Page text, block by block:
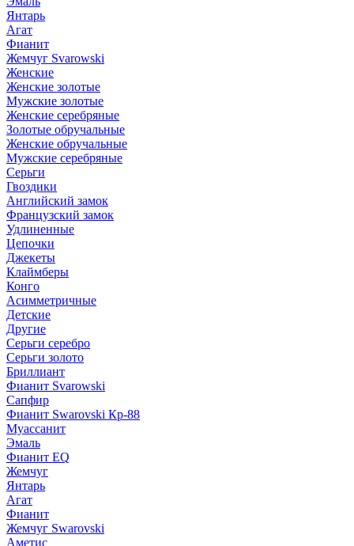
Янтарь
Агат
Фианит
Жемчуг Svarowski
Женские
Женские золотые
Мужские золотые
Женские серебряные
Золотые обручальные
Женские обручальные
Мужские серебряные
Серьги
Гвоздики
Английский замок
Французский замок
Удлиненные
Цепочки
Джекеты
Клаймберы
Конго
Асимметричные
Детские
Другие
Серьги серебро
Серьги золото
Бриллиант
Фианит Svarowski
Сапфир
Фианит Swarovski Кр-88
Муассанит
Эмаль
Фианит EQ
Жемчуг
Янтарь
Агат
Фианит
Жемчуг Swarovski
Аметис